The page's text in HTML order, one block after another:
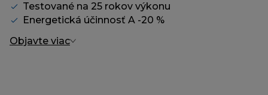
Testované na 25 rokov výkonu
Energetická účinnosť A -20 %
Objavte viac